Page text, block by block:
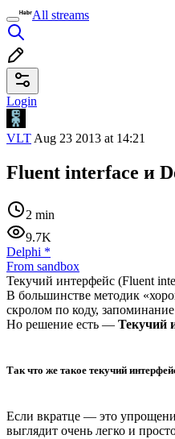
All streams
Login
VLT Aug 23 2013 at 14:21
Fluent interface и
2 min
9.7K
Delphi *
From sandbox
Текучий интерфейс (Fluent
В большинстве методик
скролом по коду,
Но решение есть — Текучий
Так что же такое текучий
Если вкратце — это
выглядит очень легко и